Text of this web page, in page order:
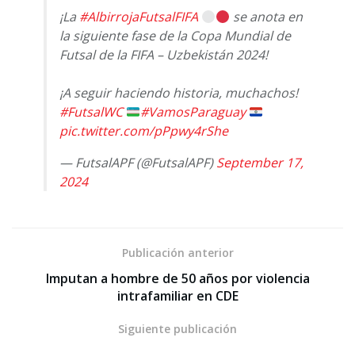
¡La #AlbirrojaFutsalFIFA
se anota en
la siguiente fase de la Copa Mundial de
Futsal de la FIFA – Uzbekistán 2024!
¡A seguir haciendo historia, muchachos!
#FutsalWC
#VamosParaguay
pic.twitter.com/pPpwy4rShe
— FutsalAPF (@FutsalAPF)September 17,
2024
Publicación anterior
Imputan a hombre de 50 años por violencia
intrafamiliar en CDE
Siguiente publicación